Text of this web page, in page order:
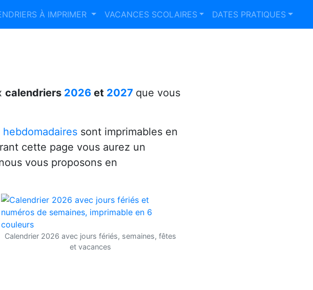
À IMPRIMER VACANCES SCOLAIRES DATES PRATIQUES
calendriers 2026et 2027 que vous
hebdomadairessont imprimables en
cette page vous aurez un
vous proposons en
Calendrier 2026 avec jours fériés, semaines, fêtes
et vacances